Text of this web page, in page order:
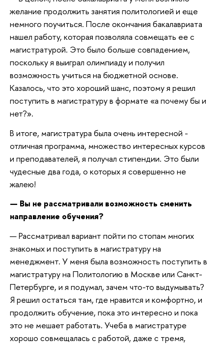
желание продолжить занятия политологией и еще
немного поучиться. После окончания бакалавриата
нашел работу, которая позволяла совмещать ее с
магистратурой. Это было больше совпадением,
поскольку я выиграл олимпиаду и получил
возможность учиться на бюджетной основе.
Казалось, что это хороший шанс, поэтому я решил
поступить в магистратуру в формате «а почему бы и
нет?».
В итоге, магистратура была очень интересной -
отличная программа, множество интересных курсов
и преподавателей, я получал стипендии. Это были
чудесные два года, о которых я совершенно не
жалею!
— Вы не рассматривали возможность сменить
направление обучения?
— Рассматривал вариант пойти по стопам многих
знакомых и поступить в магистратуру на
менеджмент. У меня была возможность поступить в
магистратуру на Политологию в Москве или Санкт-
Петербурге, и я подумал, зачем что-то выдумывать?
Я решил остаться там, где нравится и комфортно, и
продолжить обучение, пока это интересно и пока
это не мешает работать. Учеба в магистратуре
хорошо совмещалась с работой, даже с тремя,